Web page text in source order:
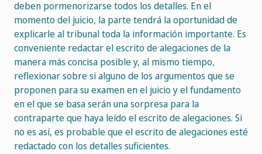
deben pormenorizarse todos los detalles. En el
momento del juicio, la parte tendrá la oportunidad de
explicarle al tribunal toda la información importante. Es
conveniente redactar el escrito de alegaciones de la
manera más concisa posible y, al mismo tiempo,
reflexionar sobre si alguno de los argumentos que se
proponen para su examen en el juicio y el fundamento
en el que se basa serán una sorpresa para la
contraparte que haya leído el escrito de alegaciones. Si
no es así, es probable que el escrito de alegaciones esté
redactado con los detalles suficientes.